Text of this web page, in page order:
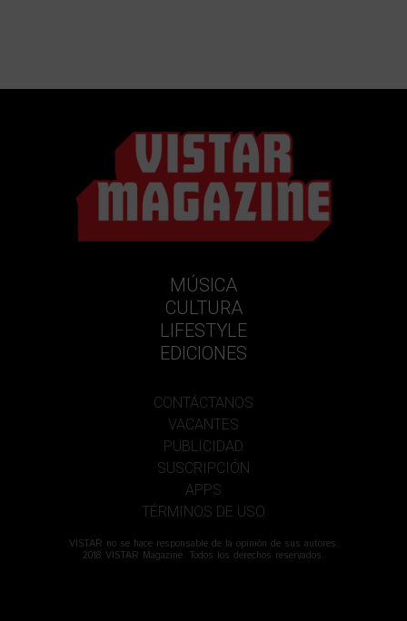
MÚSICA
CULTURA
LIFESTYLE
EDICIONES
CONTÁCTANOS
VACANTES
PUBLICIDAD
SUSCRIPCIÓN
APPS
TÉRMINOS DE USO
VISTAR no se hace responsable de la opinión de sus autores.
2018 VISTAR Magazine. Todos los derechos reservados.